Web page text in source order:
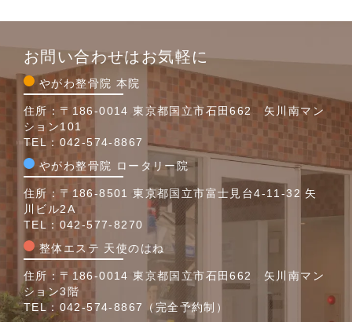
お問い合わせはお気軽に
やがわ整骨院 本院
住所：〒186-0014 東京都国立市石田662 矢川南マン
ション101
TEL： 042-574-8867
やがわ整骨院 ロータリー院
住所：〒186-8501 東京都国立市富士見台4-11-32 矢
川ビル2A
TEL： 042-577-8270
整体エステ 天使のはね
住所：〒186-0014 東京都国立市石田662 矢川南マン
ション3階
TEL： 042-574-8867 （完全予約制）